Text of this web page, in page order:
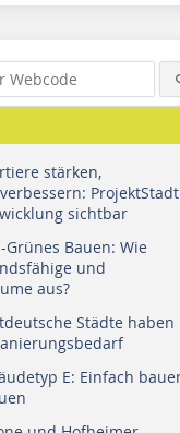
stärken,
ProjektStadt
sichtbar
Grünes Bauen: Wie
und
aus?
Städte haben
E: Einfach